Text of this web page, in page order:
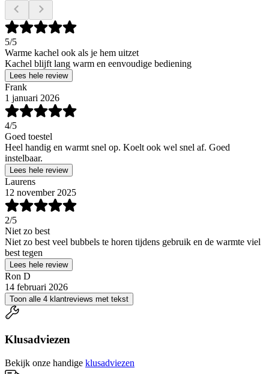
5/5
Warme kachel ook als je hem uitzet
Kachel blijft lang warm en eenvoudige bediening
Lees hele review
Frank
1 januari 2026
4/5
Goed toestel
Heel handig en warmt snel op. Koelt ook wel snel af. Goed
instelbaar.
Lees hele review
Laurens
12 november 2025
2/5
Niet zo best
Niet zo best veel bubbels te horen tijdens gebruik en de warmte viel
best tegen
Lees hele review
Ron D
14 februari 2026
Toon alle 4 klantreviews met tekst
Klusadviezen
Bekijk onze handige klusadviezen